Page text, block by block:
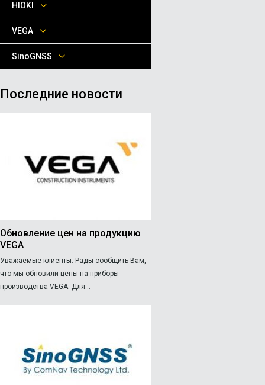
HIOKI
VEGA
SinoGNSS
Последние новости
Обновление цен на продукцию
VEGA
Уважаемые клиенты. Рады сообщить Вам,
что мы обновили цены на приборы
производства VEGA. Для...